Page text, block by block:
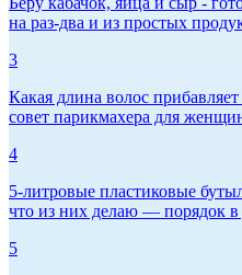
на раз-два и из простых
3
Какая длина волос
совет парикмахера для
4
5-литровые пластиковые
что из них делаю — порядок в
5